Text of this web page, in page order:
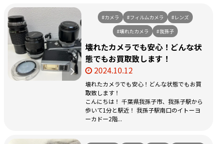
#カメラ #フィルムカメラ
#レンズ
#壊れたカメラ
#我孫子
壊れたカメラでも安心！どんな状
態でもお買取致します！
2024.10.12
壊れたカメラでも安心！どんな状態でもお買
取致します！
こんにちは！ 千葉県我孫子市、我孫子駅から
歩いて1分と駅近！ 我孫子駅南口のイトーヨ
ーカドー2階...